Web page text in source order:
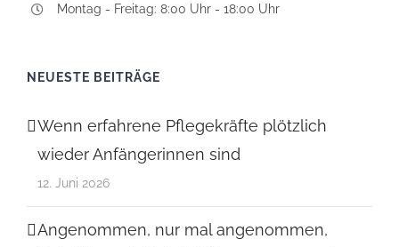
Montag - Freitag: 8:00 Uhr - 18:00 Uhr
NEUESTE BEITRÄGE
Wenn erfahrene Pflegekräfte plötzlich
wieder Anfängerinnen sind
12. Juni 2026
Angenommen, nur mal angenommen,